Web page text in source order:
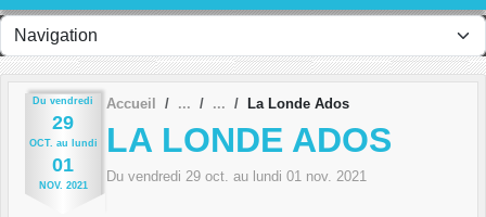
Du vendredi
29
OCT. au lundi
01
NOV. 2021
Accueil La Londe Ados
LA LONDE ADOS
Du vendredi 29 oct. au lundi 01 nov. 2021